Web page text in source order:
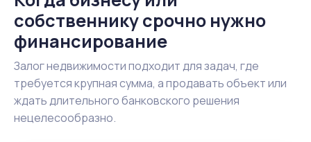
собственнику срочно нужно
финансирование
Залог недвижимости подходит для задач, где
требуется крупная сумма, а продавать объект или
ждать длительного банковского решения
нецелесообразно.